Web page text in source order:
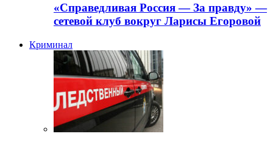
«Справедливая Россия — За правду» —
сетевой клуб вокруг Ларисы Егоровой
Криминал